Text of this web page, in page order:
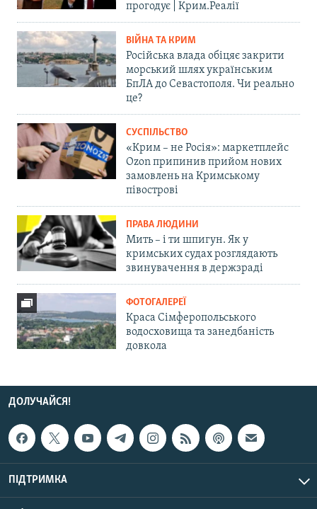
прогодує | Крим.Реалії
ВІЙНА ТА КРИМ
Російська влада обіцяє закрити
морський шлях українським
БпЛА до Севастополя. Чи реально
це?
СУСПІЛЬСТВО
«Крим – не Росія»: маркетплейс
Ozon припинив прийом нових
замовлень на Кримському
півострові
ПРАВА ЛЮДИНИ
Мить – і ти шпигун. Як у
кримських судах розглядають
звинувачення в держзраді
ФОТОГАЛЕРЕЇ
Краса Сімферопольського
водосховища та занедбаність
довкола
ДОЛУЧАЙСЯ!
ПІДТРИМКА